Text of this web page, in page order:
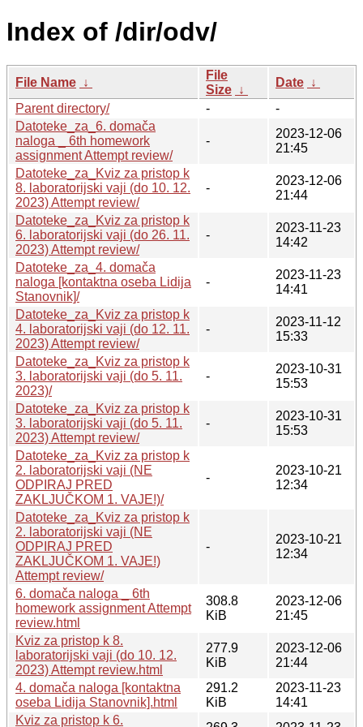
Index of /dir/odv/
File Name ↓
File
Size ↓
Date ↓
Parent directory/
-
-
Datoteke_za_6. domača
naloga _ 6th homework
assignment Attempt review/
-
2023-12-06
21:45
Datoteke_za_Kviz za pristop k
8. laboratorijski vaji (do 10. 12.
2023) Attempt review/
-
2023-12-06
21:44
Datoteke_za_Kviz za pristop k
6. laboratorijski vaji (do 26. 11.
2023) Attempt review/
-
2023-11-23
14:42
Datoteke_za_4. domača
naloga [kontaktna oseba Lidija
Stanovnik]/
-
2023-11-23
14:41
Datoteke_za_Kviz za pristop k
4. laboratorijski vaji (do 12. 11.
2023) Attempt review/
-
2023-11-12
15:33
Datoteke_za_Kviz za pristop k
3. laboratorijski vaji (do 5. 11.
2023)/
-
2023-10-31
15:53
Datoteke_za_Kviz za pristop k
3. laboratorijski vaji (do 5. 11.
2023) Attempt review/
-
2023-10-31
15:53
Datoteke_za_Kviz za pristop k
2. laboratorijski vaji (NE
ODPIRAJ PRED
ZAKLJUČKOM 1. VAJE!)/
-
2023-10-21
12:34
Datoteke_za_Kviz za pristop k
2. laboratorijski vaji (NE
ODPIRAJ PRED
ZAKLJUČKOM 1. VAJE!)
Attempt review/
-
2023-10-21
12:34
6. domača naloga _ 6th
homework assignment Attempt
review.html
308.8
KiB
2023-12-06
21:45
Kviz za pristop k 8.
laboratorijski vaji (do 10. 12.
2023) Attempt review.html
277.9
KiB
2023-12-06
21:44
4. domača naloga [kontaktna
oseba Lidija Stanovnik].html
291.2
KiB
2023-11-23
14:41
Kviz za pristop k 6.